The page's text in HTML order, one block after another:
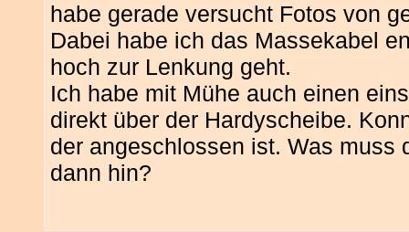
habe gerade versucht Fotos von
Dabei habe ich das Massekabel
hoch zur Lenkung geht.
Ich habe mit Mühe auch einen
direkt über der Hardyscheibe.
der angeschlossen ist. Was muss
dann hin?